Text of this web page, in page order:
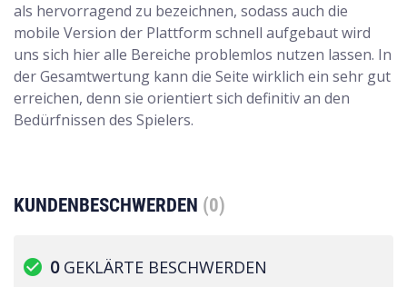
als hervorragend zu bezeichnen, sodass auch die
mobile Version der Plattform schnell aufgebaut wird
uns sich hier alle Bereiche problemlos nutzen lassen. In
der Gesamtwertung kann die Seite wirklich ein sehr gut
erreichen, denn sie orientiert sich definitiv an den
Bedürfnissen des Spielers.
KUNDENBESCHWERDEN (0)
check_circle 0GEKLÄRTE BESCHWERDEN